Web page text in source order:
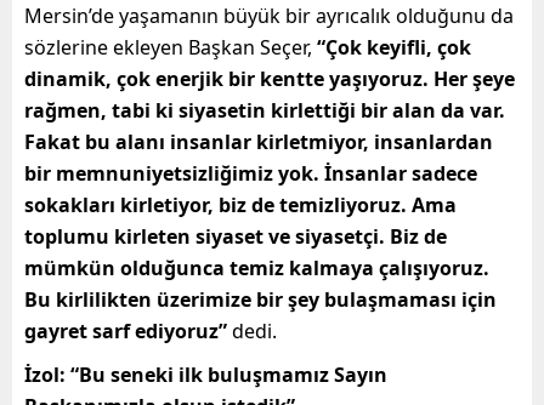
Mersin’de yaşamanın büyük bir ayrıcalık olduğunu da
sözlerine ekleyen Başkan Seçer, “Çok keyifli, çok
dinamik, çok enerjik bir kentte yaşıyoruz. Her şeye
rağmen, tabi ki siyasetin kirlettiği bir alan da var.
Fakat bu alanı insanlar kirletmiyor, insanlardan
bir memnuniyetsizliğimiz yok. İnsanlar sadece
sokakları kirletiyor, biz de temizliyoruz. Ama
toplumu kirleten siyaset ve siyasetçi. Biz de
mümkün olduğunca temiz kalmaya çalışıyoruz.
Bu kirlilikten üzerimize bir şey bulaşmaması için
gayret sarf ediyoruz”dedi.
İzol: “Bu seneki ilk buluşmamız Sayın